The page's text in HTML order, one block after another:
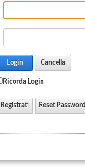
Login Cancella
Ricorda Login
Registrati Reset Password